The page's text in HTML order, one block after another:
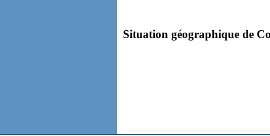
Situation géographique de